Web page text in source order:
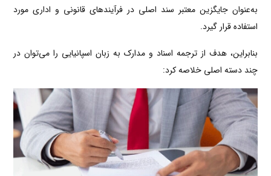
به‌عنوان جایگزین معتبر سند اصلی در فرآیندهای قانونی و اداری مورد
استفاده قرار گیرد.
بنابراین، هدف از ترجمه اسناد و مدارک به زبان اسپانیایی را می‌توان در
چند دسته اصلی خلاصه کرد: